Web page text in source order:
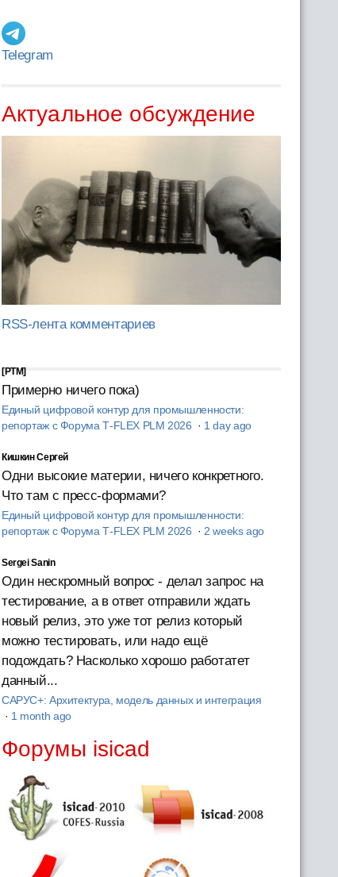
Telegram
Актуальное обсуждение
RSS-лента комментариев
[PTM]
Примерно ничего пока)
Единый цифровой контур для промышленности:
репортаж с Форума T‑FLEX PLM 2026 · 1 day ago
Кишкин Сергей
Одни высокие материи, ничего конкретного.
Что там с пресс-формами?
Единый цифровой контур для промышленности:
репортаж с Форума T‑FLEX PLM 2026 · 2 weeks ago
Sergei Sanin
Один нескромный вопрос - делал запрос на
тестирование, а в ответ отправили ждать
новый релиз, это уже тот релиз который
можно тестировать, или надо ещё
подождать? Насколько хорошо работатет
данный...
САРУС+: Архитектура, модель данных и интеграция
· 1 month ago
Форумы isicad